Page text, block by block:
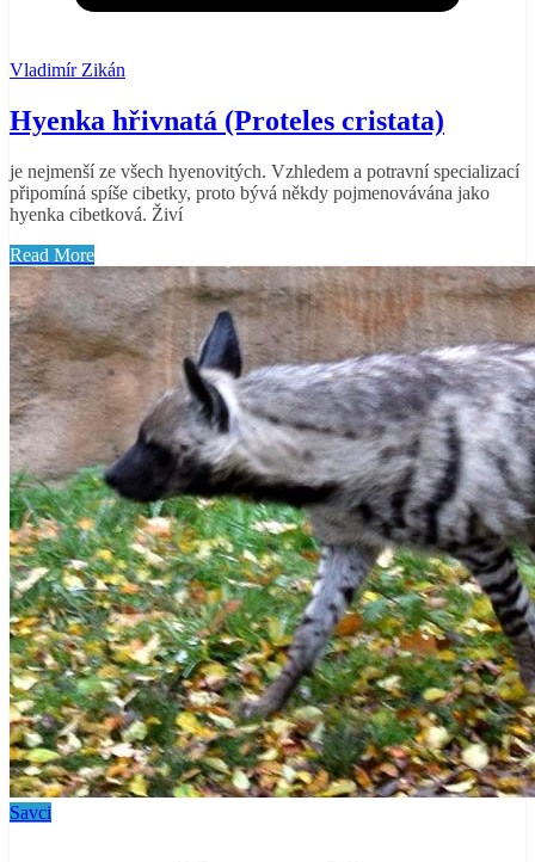
Vladimír Zikán
Hyenka hřivnatá (Proteles cristata)
je nejmenší ze všech hyenovitých. Vzhledem a potravní specializací
připomíná spíše cibetky, proto bývá někdy pojmenovávána jako
hyenka cibetková. Živí
Read More
Savci